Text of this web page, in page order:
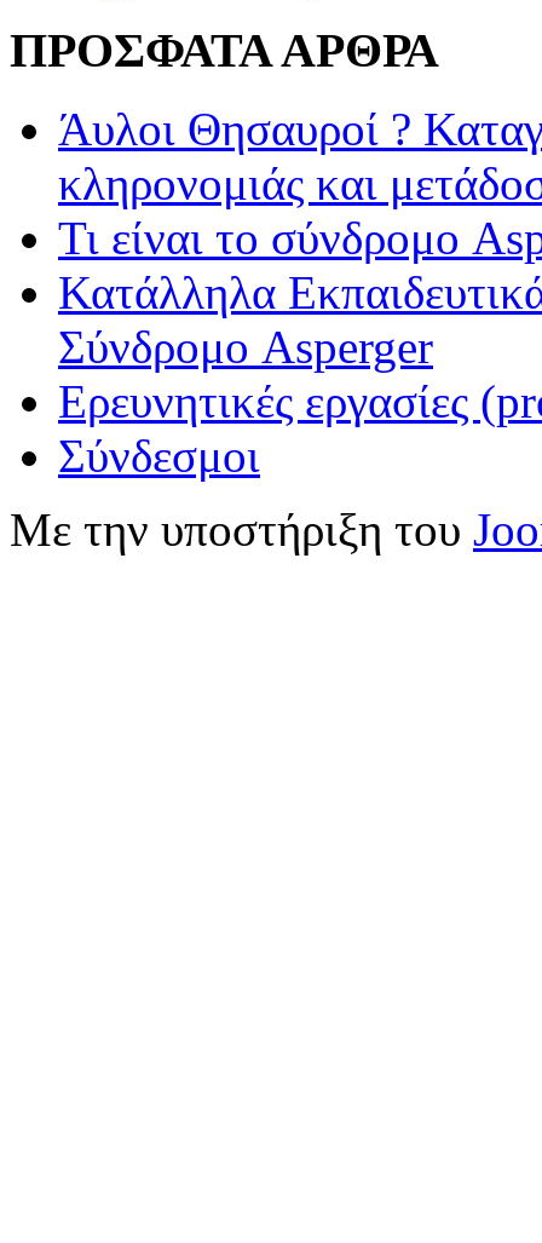
ΠΡΟΣΦΑΤΑ ΑΡΘΡΑ
Άυλοι Θησαυροί ?
κληρονομιάς και
Τι είναι το σύνδρομο
Κατάλληλα
Σύνδρομο Asperger
Ερευνητικές εργασίες
Σύνδεσμοι
Με την υποστήριξη του